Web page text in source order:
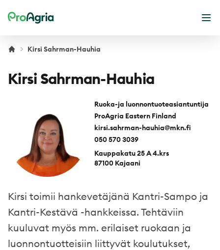
ProAgria
Kirsi Sahrman-Hauhia
Kirsi Sahrman-Hauhia
Ruoka-ja luonnontuoteasiantuntija
ProAgria Eastern Finland
kirsi.sahrman-hauhia@mkn.fi
050 570 3039
Kauppakatu 25 A 4.krs
87100 Kajaani
Kirsi toimii hankevetäjänä Kantri-Sampo ja
Kantri-Kestävä -hankkeissa. Tehtäviin
kuuluvat myös mm. erilaiset ruokaan ja
luonnontuotteisiin liittyvät koulutukset,